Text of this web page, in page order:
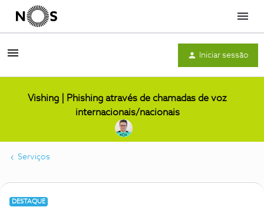
Menu
Iniciar sessão
Vishing | Phishing através de chamadas de voz
internacionais/nacionais
Serviços
DESTAQUE